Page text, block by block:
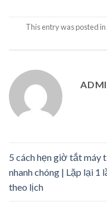
This entry was posted in
5 cách hẹn giờ tắt máy
nhanh chóng | Lặp lại 1
theo lịch